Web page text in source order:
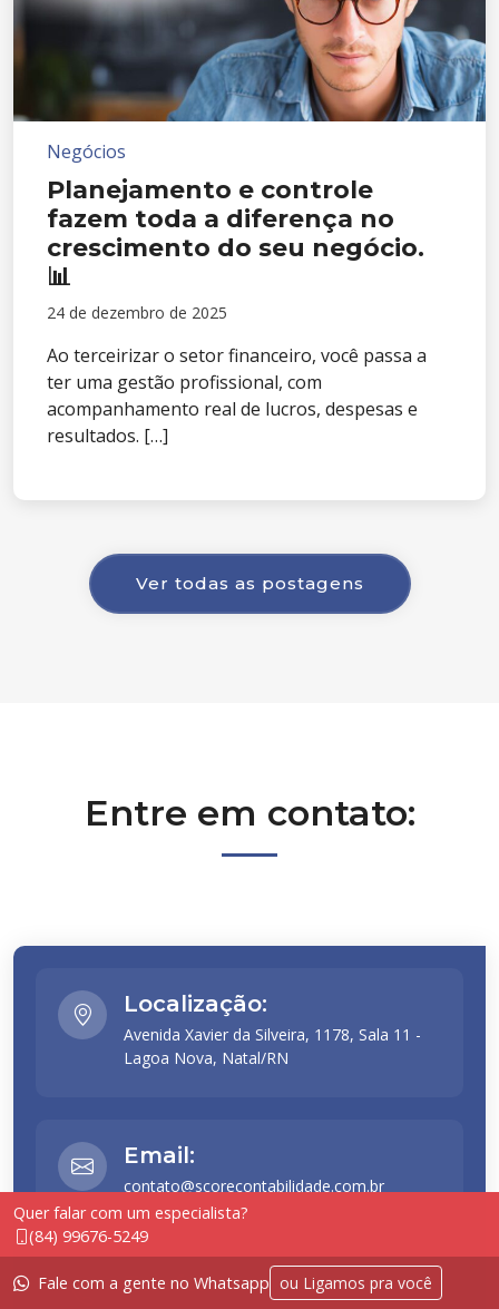
Negócios
Planejamento e controle
fazem toda a diferença no
crescimento do seu negócio.
📊
24 de dezembro de 2025
Ao terceirizar o setor financeiro, você passa a
ter uma gestão profissional, com
acompanhamento real de lucros, despesas e
resultados. […]
Ver todas as postagens
Entre em contato:
Localização:
Avenida Xavier da Silveira, 1178, Sala 11 -
Lagoa Nova, Natal/RN
Email:
contato@scorecontabilidade.com.br
Telefone:
Quer falar com um especialista?
(84) 99676-5249
Fale com a gente no Whatsapp ou Ligamos pra você
Ao usar este site, você
concorda com a
Privacidade